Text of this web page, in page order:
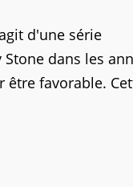
d'une série
dans les
favorable.